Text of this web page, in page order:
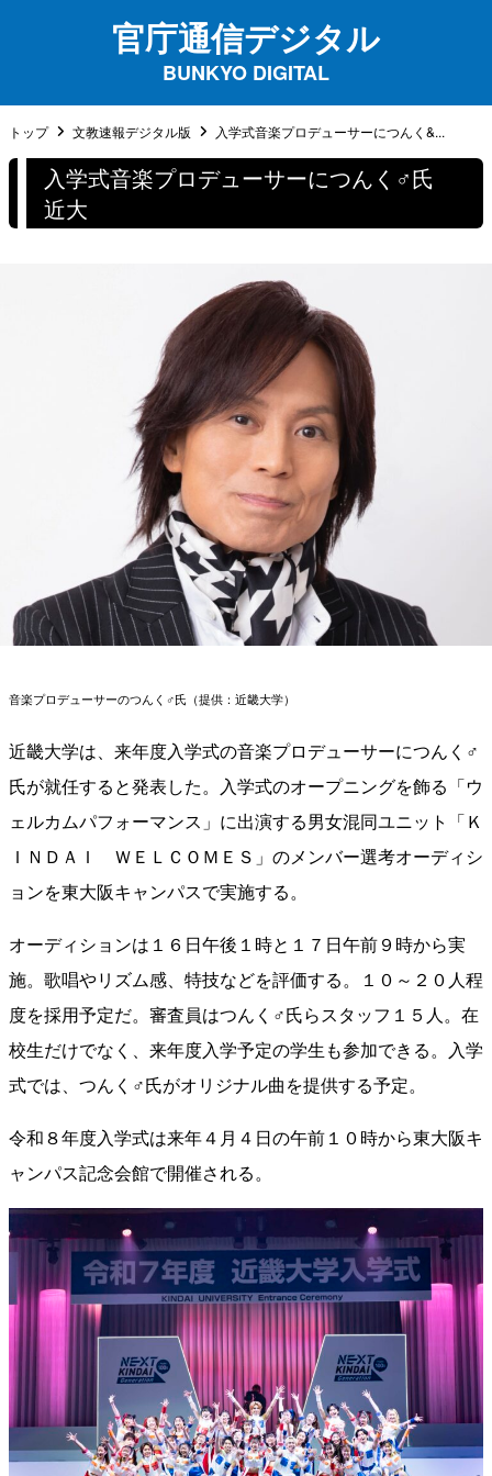
官庁通信デジタル
BUNKYO DIGITAL
トップ 文教速報デジタル版 入学式音楽プロデューサーにつんく&...
入学式音楽プロデューサーにつんく♂氏
近大
音楽プロデューサーのつんく♂氏（提供：近畿大学）
近畿大学は、来年度入学式の音楽プロデューサーにつんく♂
氏が就任すると発表した。入学式のオープニングを飾る「ウ
ェルカムパフォーマンス」に出演する男女混同ユニット「Ｋ
ＩＮＤＡＩ ＷＥＬＣＯＭＥＳ」のメンバー選考オーディシ
ョンを東大阪キャンパスで実施する。
オーディションは１６日午後１時と１７日午前９時から実
施。歌唱やリズム感、特技などを評価する。１０～２０人程
度を採用予定だ。審査員はつんく♂氏らスタッフ１５人。在
校生だけでなく、来年度入学予定の学生も参加できる。入学
式では、つんく♂氏がオリジナル曲を提供する予定。
令和８年度入学式は来年４月４日の午前１０時から東大阪キ
ャンパス記念会館で開催される。